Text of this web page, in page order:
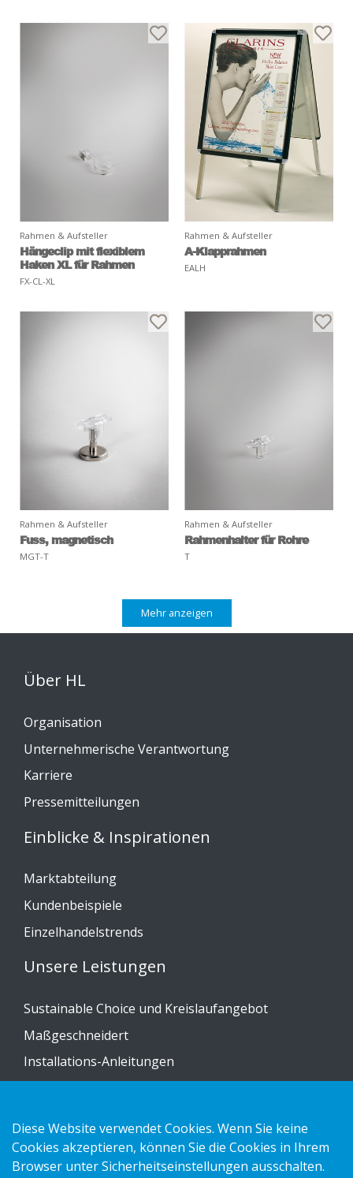
Rahmen & Aufsteller
Hängeclip mit flexiblem
Haken XL für Rahmen
FX-CL-XL
Rahmen & Aufsteller
A-Klapprahmen
EALH
Rahmen & Aufsteller
Fuss, magnetisch
MGT-T
Rahmen & Aufsteller
Rahmenhalter für Rohre
T
Mehr anzeigen
Über HL
Organisation
Unternehmerische Verantwortung
Karriere
Pressemitteilungen
Einblicke & Inspirationen
Marktabteilung
Kundenbeispiele
Einzelhandelstrends
Unsere Leistungen
Sustainable Choice und Kreislaufangebot
Maßgeschneidert
Installations-Anleitungen
Kontakt
Datenschutzerklärung
Diese Website verwendet Cookies. Wenn Sie keine
Cookies akzeptieren, können Sie die Cookies in Ihrem
Browser unter Sicherheitseinstellungen ausschalten.